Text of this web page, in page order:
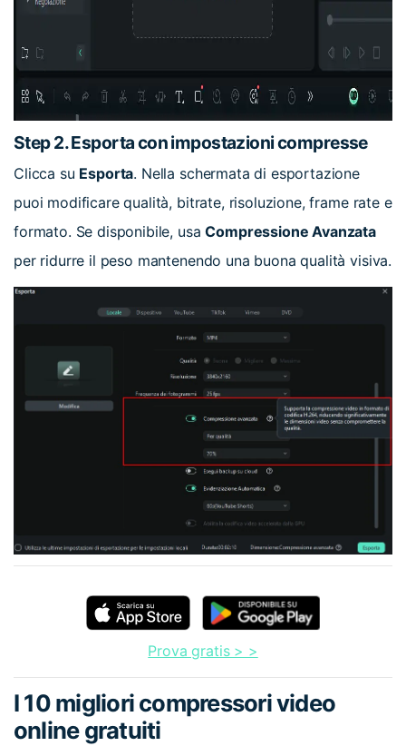
Step 2. Esporta con impostazioni compresse
Clicca su Esporta. Nella schermata di esportazione
puoi modificare qualità, bitrate, risoluzione, frame rate e
formato. Se disponibile, usaCompressione Avanzata
per ridurre il peso mantenendo una buona qualità visiva.
Prova gratis > >
I 10 migliori compressori video
online gratuiti